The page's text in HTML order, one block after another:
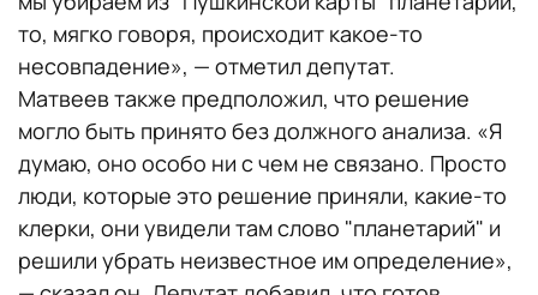
то, мягко говоря, происходит какое-то
несовпадение», — отметил депутат.
Матвеев также предположил, что решение
могло быть принято без должного анализа. «Я
думаю, оно особо ни с чем не связано. Просто
люди, которые это решение приняли, какие-то
клерки, они увидели там слово "планетарий" и
решили убрать неизвестное им определение»,